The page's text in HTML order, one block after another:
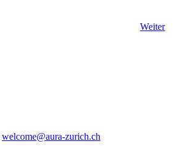
Weiter
welcome@aura-zurich.ch